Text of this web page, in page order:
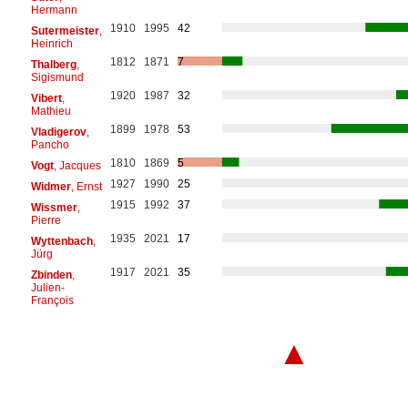
Hermann
Sutermeister,
Heinrich
1910 1995 42
Thalberg,
Sigismund
1812 1871 7
Vibert,
Mathieu
1920 1987 32
Vladigerov,
Pancho
1899 1978 53
Vogt, Jacques 1810 1869
5
Widmer, Ernst 1927 1990
25
Wissmer,
Pierre
1915 1992 37
Wyttenbach,
Jürg
1935 2021 17
Zbinden,
Julien-
François
1917 2021 35
▲